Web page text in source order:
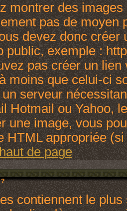
montrer des
pas de moyen
devez donc
public, exemple :
pas créer un
moins que celui-ci
serveur
Hotmail ou Yahoo,
une image, vous
HTML appropriée
de page
contiennent le